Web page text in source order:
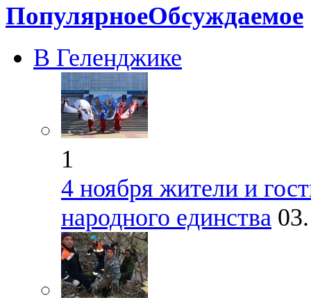
ПопулярноеОбсуждаемое
В Геленджике
1
4 ноября жители и
народного единства